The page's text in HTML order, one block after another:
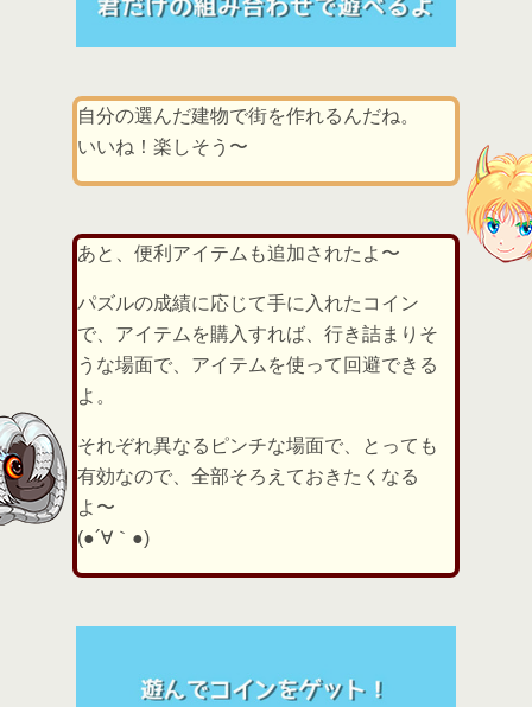
自分の選んだ建物で街を作れるんだね。
いいね！楽しそう〜
あと、便利アイテムも追加されたよ〜
パズルの成績に応じて手に入れたコイン
で、アイテムを購入すれば、行き詰まりそ
うな場面で、アイテムを使って回避できる
よ。
それぞれ異なるピンチな場面で、とっても
有効なので、全部そろえておきたくなる
よ〜
(●´∀｀●)